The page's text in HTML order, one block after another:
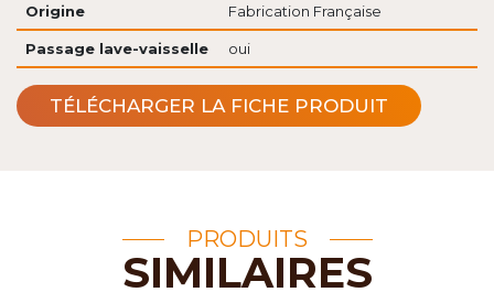
Origine Fabrication Française
Passage lave-vaisselle oui
TÉLÉCHARGER LA FICHE PRODUIT
PRODUITS
SIMILAIRES